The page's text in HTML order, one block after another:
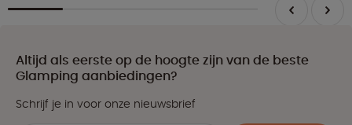
Altijd als eerste op de hoogte zijn van de beste
Glamping aanbiedingen?
Schrijf je in voor onze nieuwsbrief